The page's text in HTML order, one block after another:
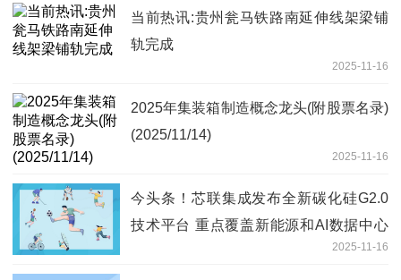
当前热讯:贵州瓮马铁路南延伸线架梁铺
轨完成
2025-11-16
2025年集装箱制造概念龙头(附股票名录)
(2025/11/14)
2025-11-16
今头条！芯联集成发布全新碳化硅G2.0
技术平台 重点覆盖新能源和AI数据中心
2025-11-16